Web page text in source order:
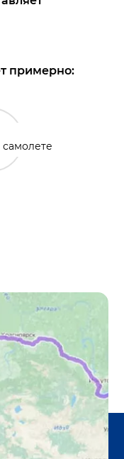
примерно:
самолете